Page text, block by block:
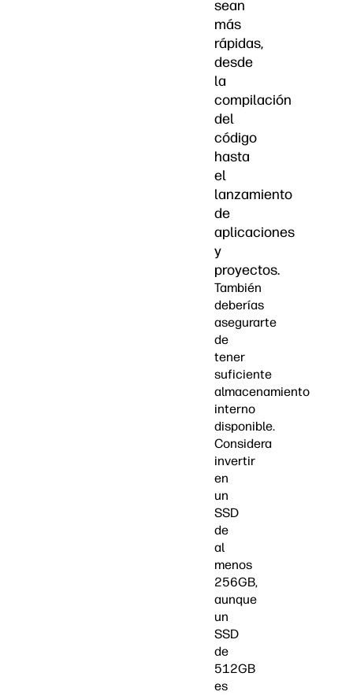
sean
más
rápidas,
desde
la
compilación
del
código
hasta
el
lanzamiento
de
aplicaciones
y
proyectos.
También
deberías
asegurarte
de
tener
suficiente
almacenamiento
interno
disponible.
Considera
invertir
en
un
SSD
de
al
menos
256GB,
aunque
un
SSD
de
512GB
es